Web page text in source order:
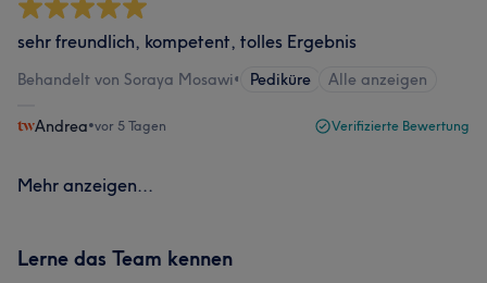
sehr freundlich, kompetent, tolles Ergebnis
Behandelt von Soraya Mosawi• Pediküre Alle anzeigen
Andrea•vor 5 Tagen Verifizierte Bewertung
Mehr anzeigen...
Lerne das Team kennen